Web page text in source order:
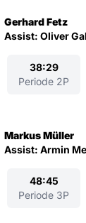
Gerhard Fetz
Assist: Oliver
38:29
Periode 2P
Markus Müller
Assist: Armin
48:45
Periode 3P